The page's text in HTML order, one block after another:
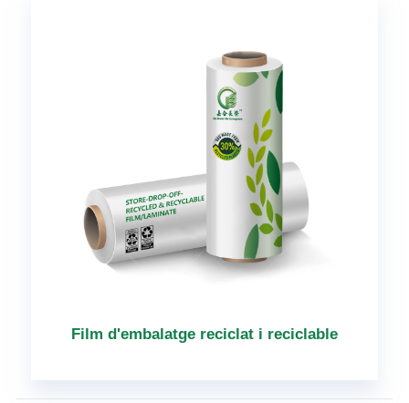
Film d'embalatge reciclat i reciclable